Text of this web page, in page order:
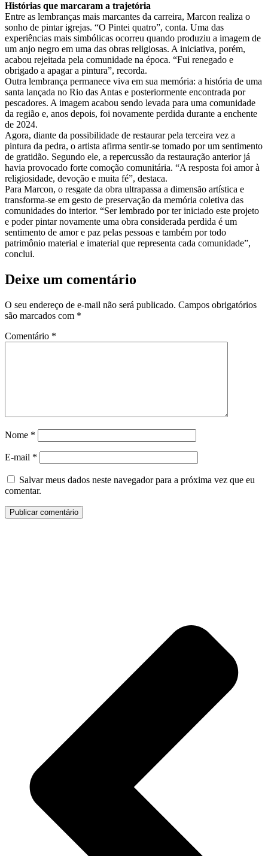
Histórias que marcaram a trajetória
Entre as lembranças mais marcantes da carreira, Marcon realiza o
sonho de pintar igrejas. “O Pintei quatro”, conta. Uma das
experiências mais simbólicas ocorreu quando produziu a imagem de
um anjo negro em uma das obras religiosas. A iniciativa, porém,
acabou rejeitada pela comunidade na época. “Fui renegado e
obrigado a apagar a pintura”, recorda.
Outra lembrança permanece viva em sua memória: a história de uma
santa lançada no Rio das Antas e posteriormente encontrada por
pescadores. A imagem acabou sendo levada para uma comunidade
da região e, anos depois, foi novamente perdida durante a enchente
de 2024.
Agora, diante da possibilidade de restaurar pela terceira vez a
pintura da pedra, o artista afirma sentir-se tomado por um sentimento
de gratidão. Segundo ele, a repercussão da restauração anterior já
havia provocado forte comoção comunitária. “A resposta foi amor à
religiosidade, devoção e muita fé”, destaca.
Para Marcon, o resgate da obra ultrapassa a dimensão artística e
transforma-se em gesto de preservação da memória coletiva das
comunidades do interior. “Ser lembrado por ter iniciado este projeto
e poder pintar novamente uma obra considerada perdida é um
sentimento de amor e paz pelas pessoas e também por todo
patrimônio material e imaterial que representa cada comunidade”,
conclui.
Deixe um comentário
O seu endereço de e-mail não será publicado. Campos obrigatórios
são marcados com *
Comentário *
Nome *
E-mail *
Salvar meus dados neste navegador para a próxima vez que eu
comentar.